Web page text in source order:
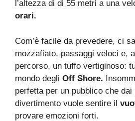
l’altezza di di 55 metri a una
orari.
Com’è facile da prevedere, ci
mozzafiato, passaggi veloci e,
percorso, un tuffo vertiginoso:
mondo degli Off Shore.
perfetta per un pubblico che dai
divertimento vuole sentire il
provare emozioni forti.